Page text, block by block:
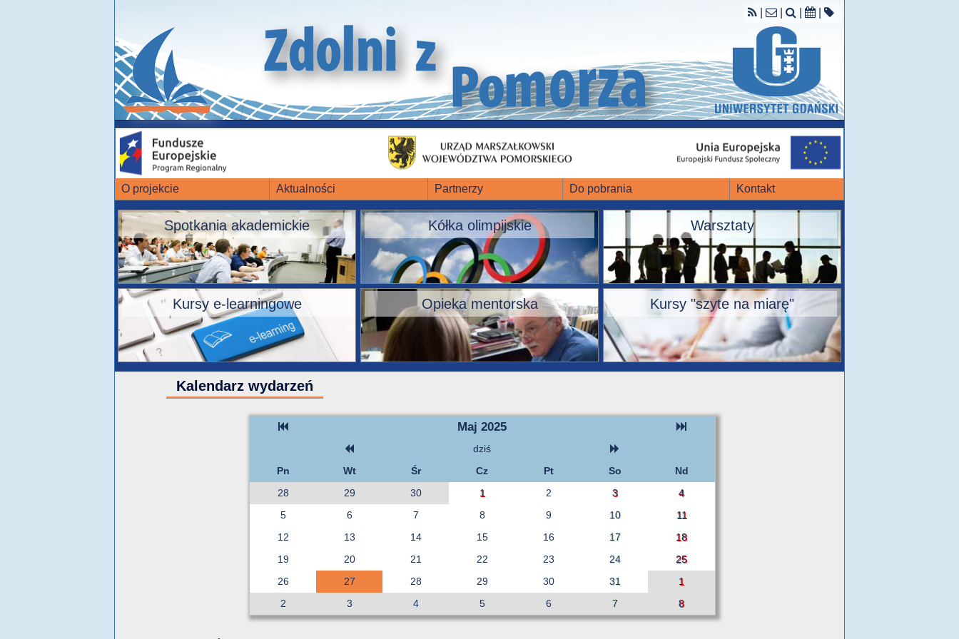
O projekcie Aktualności Partnerzy Do pobrania Kontakt
Spotkania akademickie Kółka olimpijskie Warsztaty
Kursy e-learningowe Opieka mentorska Kursy "szyte na miarę"
Kalendarz wydarzeń
Maj 2025
dziś
Pn
Wt Śr Cz Pt So
Nd
28
29 30 1 2 3
4
5
6 7 8 9 10
11
12
13 14 15 16 17
18
19
20 21 22 23 24
25
26
27 28 29 30 31
1
2
3 4 5 6 7 8